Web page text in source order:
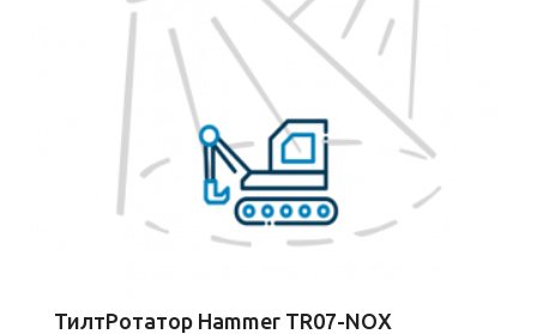
ТилтРотатор Hammer TR07-NOX